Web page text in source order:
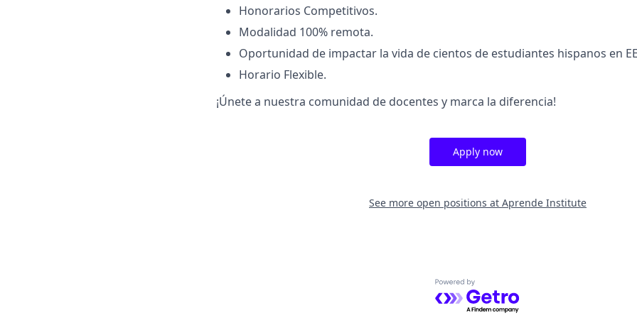
Honorarios Competitivos.
Modalidad 100% remota.
Oportunidad de impactar la vida de cientos de estudiantes hispanos en
Horario Flexible.
¡Únete a nuestra comunidad de docentes y marca la diferencia!
Apply now
See more open positions at Aprende Institute
Powered by Getro.com